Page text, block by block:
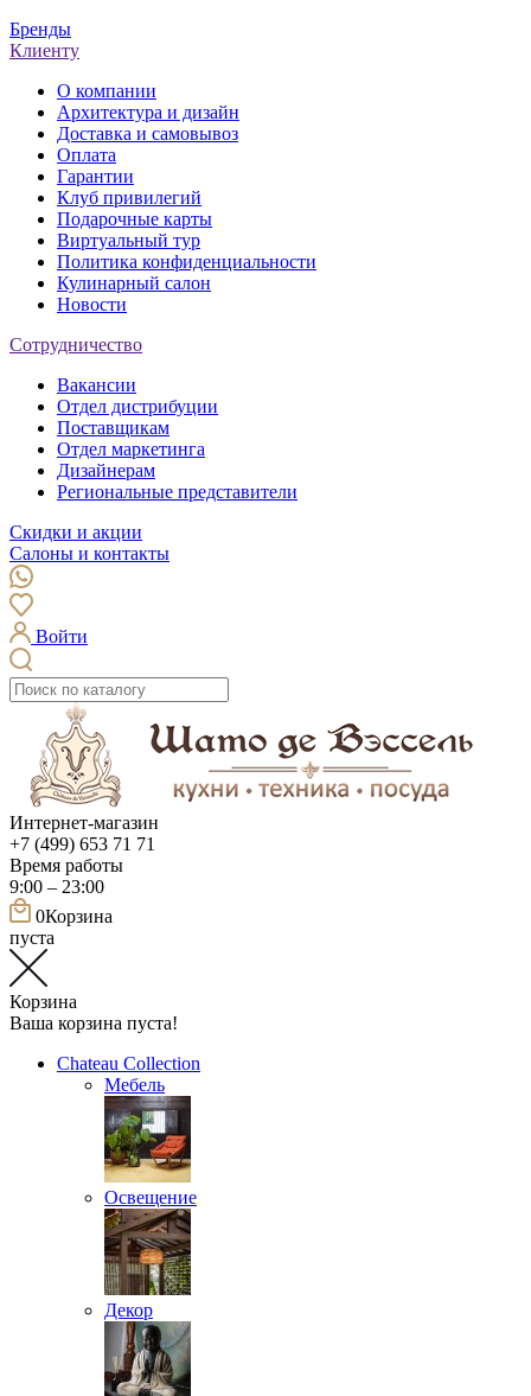
Бренды
Клиенту
О компании
Архитектура и дизайн
Доставка и самовывоз
Оплата
Гарантии
Клуб привилегий
Подарочные карты
Виртуальный тур
Политика конфиденциальности
Кулинарный салон
Новости
Сотрудничество
Вакансии
Отдел дистрибуции
Поставщикам
Отдел маркетинга
Дизайнерам
Региональные представители
Скидки и акции
Салоны и контакты
Войти
Интернет-магазин
+7 (499) 653 71 71
Время работы
9:00 – 23:00
0Корзина
пуста
Корзина
Ваша корзина пуста!
Chateau Collection
Мебель
Освещение
Декор